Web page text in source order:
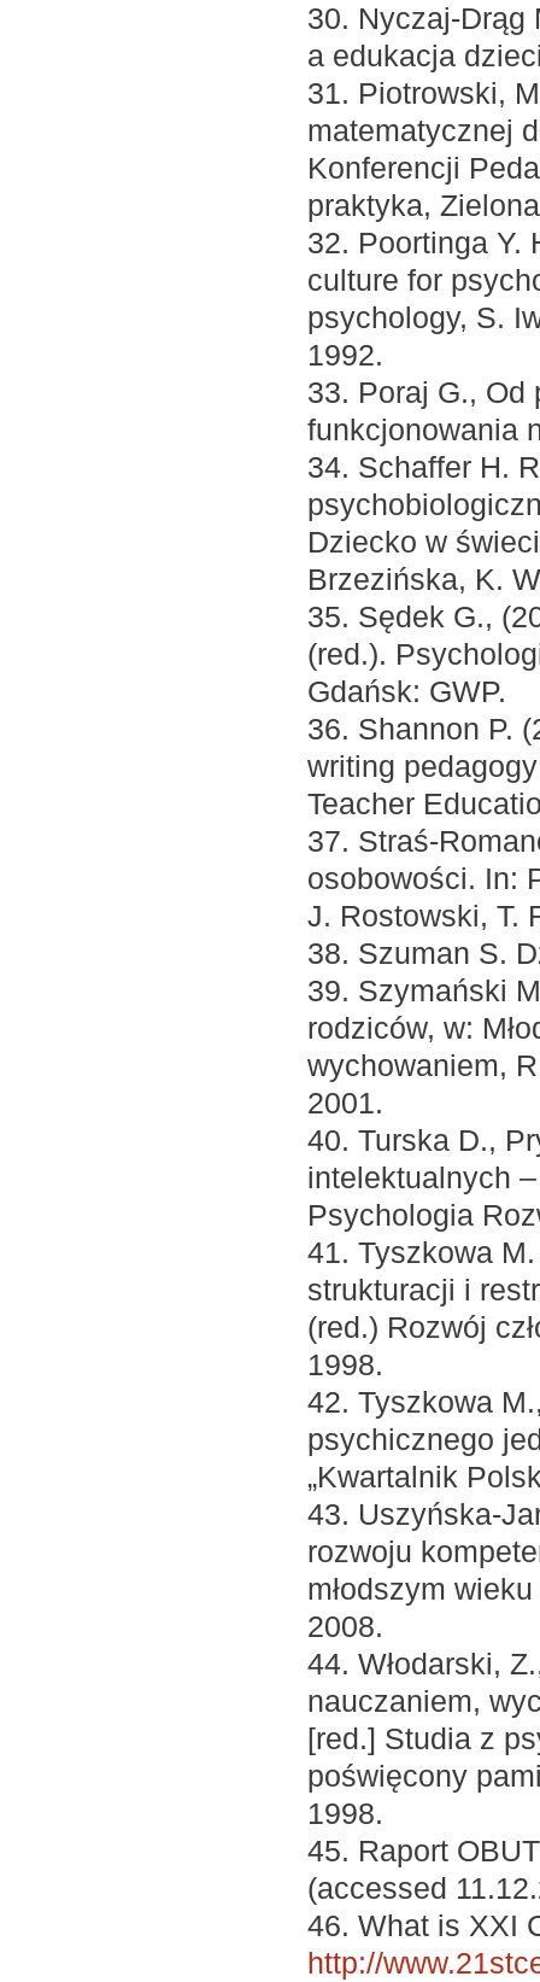
30. Nyczaj-Drąg
a edukacja
31. Piotrowski,
matematycznej
Konferencji
praktyka,
32. Poortinga Y.
culture for
psychology, S.
1992.
33. Poraj G.,
funkcjonowania
34. Schaffer H.
Dziecko w
Brzezińska, K.
35. Sędek G.,
(red.).
Gdańsk: GWP.
36. Shannon P.
writing
Teacher
37. Straś-
osobowości. In:
J. Rostowski, T.
38. Szuman S.
39. Szymański
rodziców, w:
wychowaniem,
2001.
40. Turska D.,
intelektualnych
Psychologia
41. Tyszkowa
strukturacji i
(red.) Rozwój
1998.
42. Tyszkowa
psychicznego
„Kwartalnik
43. Uszyńska-
rozwoju
młodszym
2008.
44. Włodarski,
nauczaniem,
[red.] Studia z
poświęcony
1998.
45. Raport
(accessed
46. What is XXI
http://